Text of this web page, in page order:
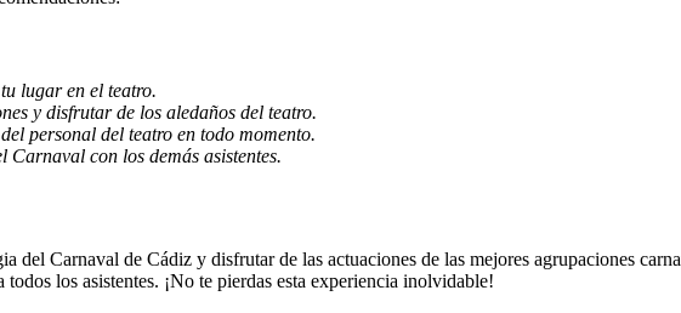
lugar en el teatro.
y disfrutar de los aledaños del teatro.
personal del teatro en todo momento.
con los demás asistentes.
Carnaval de Cádiz y disfrutar de las actuaciones de las mejores agrupaciones
los asistentes. ¡No te pierdas esta experiencia inolvidable!